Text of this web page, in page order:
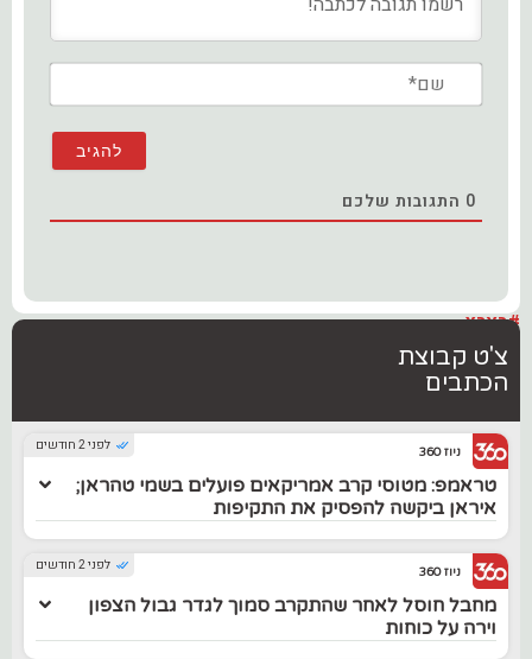
0 התגובות שלכם
#בארץ
צ'ט קבוצת
הכתבים
לפני 2 חודשים ניוז 360
טראמפ: מטוסי קרב אמריקאים פועלים בשמי טהראן;
איראן ביקשה להפסיק את התקיפות
לפני 2 חודשים ניוז 360
מחבל חוסל לאחר שהתקרב סמוך לגדר גבול הצפון
וירה על כוחות